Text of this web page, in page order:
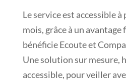
Le service est accessible
mois, grâce à un avantage
bénéficie Ecoute et
Une solution sur mesure,
accessible, pour veiller